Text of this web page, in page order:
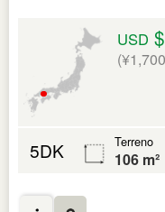
USD
5DK Terreno
106 m²